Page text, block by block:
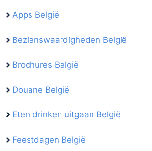
Apps België
Bezienswaardigheden België
Brochures België
Douane België
Eten drinken uitgaan België
Feestdagen België